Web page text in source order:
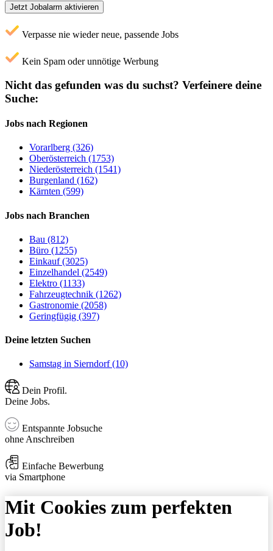
Jetzt Jobalarm aktivieren
Verpasse nie wieder neue, passende Jobs
Kein Spam oder unnötige Werbung
Nicht das gefunden was du suchst? Verfeinere deine
Suche:
Jobs nach Regionen
Vorarlberg (326)
Oberösterreich (1753)
Niederösterreich (1541)
Burgenland (162)
Kärnten (599)
Jobs nach Branchen
Bau (812)
Büro (1255)
Einkauf (3025)
Einzelhandel (2549)
Elektro (1133)
Fahrzeugtechnik (1262)
Gastronomie (2058)
Geringfügig (397)
Deine letzten Suchen
Samstag in Sierndorf (10)
Dein Profil.
Deine Jobs.
Entspannte Jobsuche
ohne Anschreiben
Einfache Bewerbung
via Smartphone
Mit Cookies zum perfekten
Job!